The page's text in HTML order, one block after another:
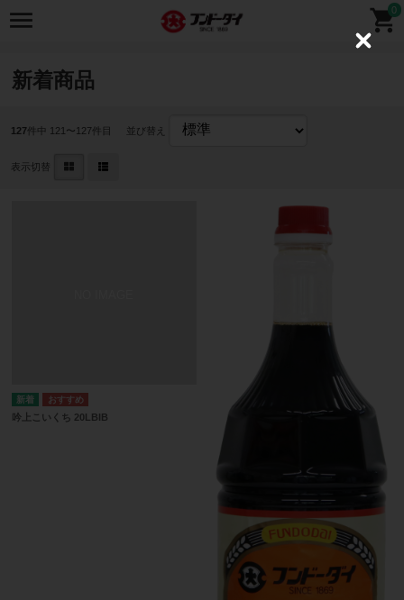
0
新着商品
127件中 121〜127件目 並び替え
表示切替
吟上こいくち 20LBIB
C